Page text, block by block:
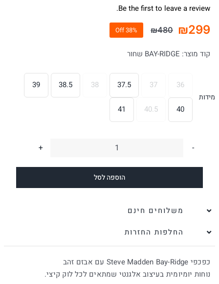
Be the first to leave a review.
₪480 המחיר
המקורי
היה:
₪480.
₪299
המחיר
הנוכחי
הוא:
₪299.
38% Off
קוד מוצר: BAY-RIDGE שחור
מידות
36
37
37.5
38
38.5
39
40
40.5
41
כמות
של
כפכפי
|
סטיב
מאדן
הוספה לסל
משלוחים חינם
החלפות החזרות
כפכפי Steve Madden Bay-Ridge עם אבזם זהב
נוחות יומיומית בעיצוב אלגנטי שמתאים לכל לוק קיצי.